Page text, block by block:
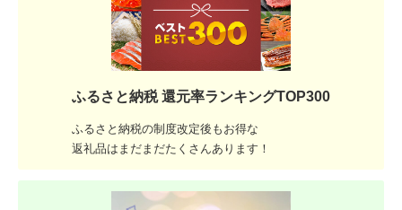
ふるさと納税 還元率ランキングTOP300
ふるさと納税の制度改定後もお得な
返礼品はまだまだたくさんあります！